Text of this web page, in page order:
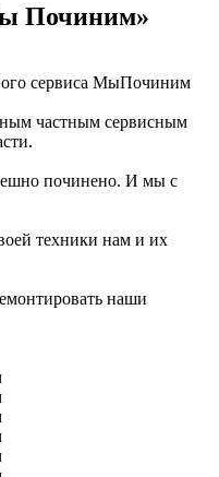
Починим»
сервиса МыПочиним
частным сервисным
починено. И мы с
техники нам и их
наши